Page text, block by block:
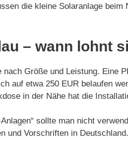
die kleine Solaranlage
– wann lohnt
Größe und Leistung. Eine
auf etwa 250 EUR belaufen
in der Nähe hat die
sollte man nicht
Vorschriften in